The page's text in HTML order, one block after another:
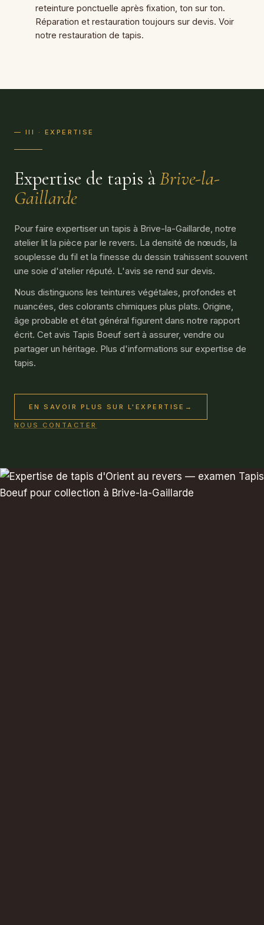
reteinture ponctuelle après fixation, ton sur ton.
Réparation et restauration toujours sur devis. Voir
notre restauration de tapis.
— III · EXPERTISE
Expertise de tapis àBrive-la-
Gaillarde
Pour faire expertiser un tapis à Brive-la-Gaillarde, notre
atelier lit la pièce par le revers. La densité de nœuds, la
souplesse du fil et la finesse du dessin trahissent souvent
une soie d'atelier réputé. L'avis se rend sur devis.
Nous distinguons les teintures végétales, profondes et
nuancées, des colorants chimiques plus plats. Origine,
âge probable et état général figurent dans notre rapport
écrit. Cet avis Tapis Boeuf sert à assurer, vendre ou
partager un héritage. Plus d'informations sur expertise de
tapis.
EN SAVOIR PLUS SUR L'EXPERTISE →
NOUS CONTACTER